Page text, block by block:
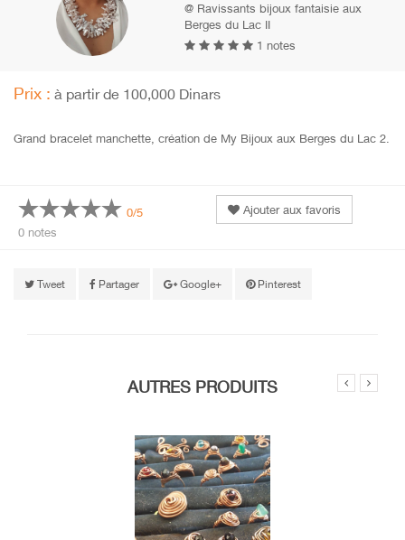
@ Ravissants bijoux fantaisie aux
Berges du Lac II
1 notes
Prix : à partir de 100,000 Dinars
Grand bracelet manchette, création de My Bijoux aux Berges du Lac 2.
0/5
Ajouter aux favoris
0 notes
Tweet Partager Google+ Pinterest
AUTRES PRODUITS